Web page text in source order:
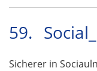
59.
Sicherer in